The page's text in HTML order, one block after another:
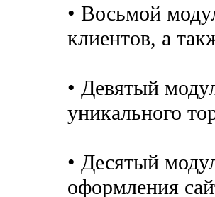
• Восьмой
клиентов, а
• Девятый
уникального
• Десятый
оформления